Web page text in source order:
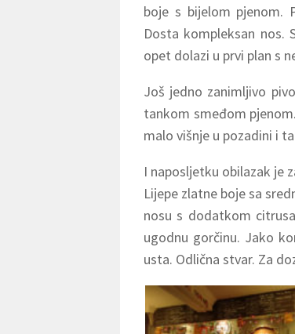
boje s bijelom pjenom.
Dosta kompleksan nos.
opet dolazi u prvi plan s
Još jedno zanimljivo
tankom smeđom
malo višnje u pozadini i
I naposljetku obilazak je
Lijepe zlatne boje sa
nosu s dodatkom
ugodnu gorčinu. Jako
usta. Odlična stvar. Za